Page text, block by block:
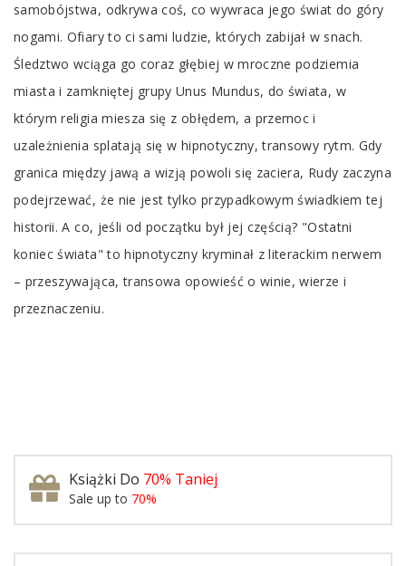
samobójstwa, odkrywa coś, co wywraca jego świat do góry
nogami. Ofiary to ci sami ludzie, których zabijał w snach.
Śledztwo wciąga go coraz głębiej w mroczne podziemia
miasta i zamkniętej grupy Unus Mundus, do świata, w
którym religia miesza się z obłędem, a przemoc i
uzależnienia splatają się w hipnotyczny, transowy rytm. Gdy
granica między jawą a wizją powoli się zaciera, Rudy zaczyna
podejrzewać, że nie jest tylko przypadkowym świadkiem tej
historii. A co, jeśli od początku był jej częścią? "Ostatni
koniec świata" to hipnotyczny kryminał z literackim nerwem
– przeszywająca, transowa opowieść o winie, wierze i
przeznaczeniu.
Książki Do 70% Taniej
Sale up to 70%